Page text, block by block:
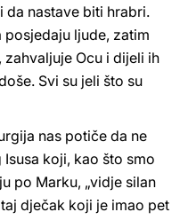
nastave biti hrabri.
ljude, zatim
Ocu i dijeli ih
Svi su jeli što su
nas potiče da ne
koji, kao što smo
po Marku, „vidje silan
dječak koji je imao pet